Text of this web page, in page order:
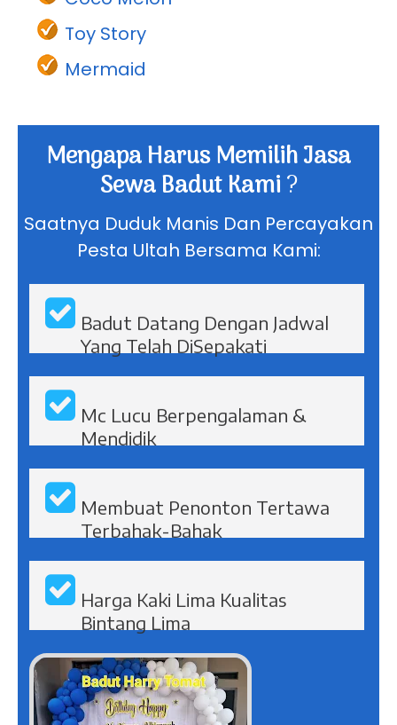
Mickey
Toy Story
Mermaid
Mengapa Harus Memilih Jasa
Sewa Badut Kami?
Saatnya Duduk Manis Dan Percayakan
Pesta Ultah Bersama Kami:
Badut Datang Dengan Jadwal
Yang Telah DiSepakati
Mc Lucu Berpengalaman &
Mendidik
Membuat Penonton Tertawa
Terbahak-Bahak
Harga Kaki Lima Kualitas
Bintang Lima